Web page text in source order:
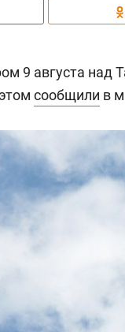
9 августа над
сообщили в